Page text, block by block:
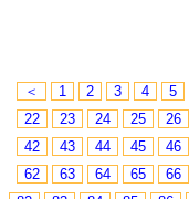
＜ 1 2 3 4
5
22
23 24 25
26
42
43 44 45
46
62
63 64 65
66